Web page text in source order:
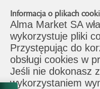
Informacja o plikach
Alma Market SA
wykorzystuje pliki
Przystępując do
obsługi cookies w
Jeśli nie dokonasz
wykorzystaniem